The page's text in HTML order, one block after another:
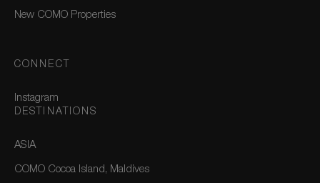
New COMO Properties
CONNECT
Instagram
DESTINATIONS
ASIA
COMO Cocoa Island, Maldives